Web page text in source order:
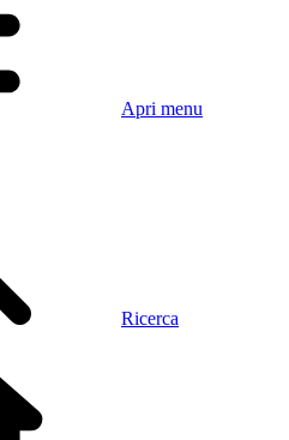
Apri menu
Ricerca